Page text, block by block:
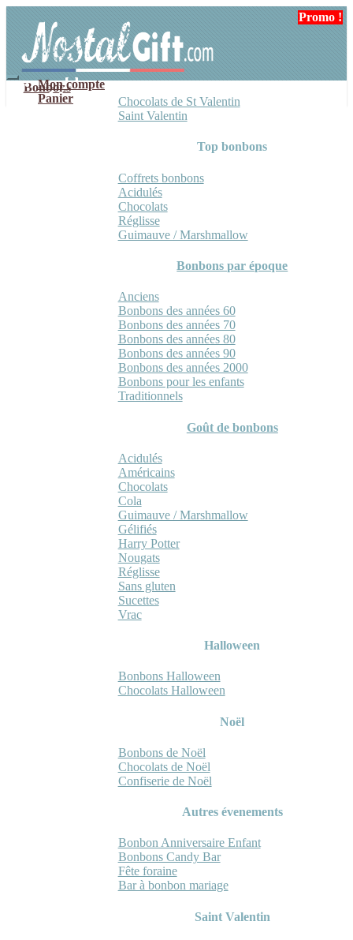
navigation
contenu
Mon compte
Panier
Bonbons
Chocolats de St Valentin
Saint Valentin
Top bonbons
Coffrets bonbons
Acidulés
Chocolats
Réglisse
Guimauve / Marshmallow
Bonbons par époque
Anciens
Bonbons des années 60
Bonbons des années 70
Bonbons des années 80
Bonbons des années 90
Bonbons des années 2000
Bonbons pour les enfants
Traditionnels
Goût de bonbons
Acidulés
Américains
Chocolats
Cola
Guimauve / Marshmallow
Gélifiés
Harry Potter
Nougats
Réglisse
Sans gluten
Sucettes
Vrac
Halloween
Bonbons Halloween
Chocolats Halloween
Noël
Bonbons de Noël
Chocolats de Noël
Confiserie de Noël
Autres évenements
Bonbon Anniversaire Enfant
Bonbons Candy Bar
Fête foraine
Bar à bonbon mariage
Saint Valentin
Promo !
Promo !
Promo !
Promo !